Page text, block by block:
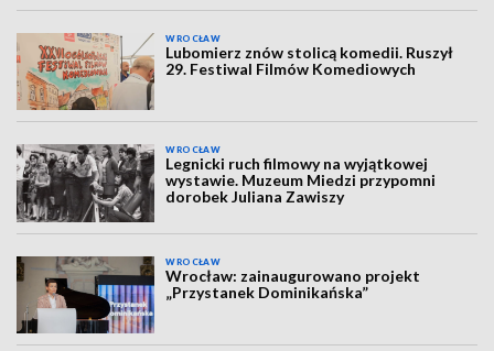
WROCŁAW
Lubomierz znów stolicą komedii. Ruszył
29. Festiwal Filmów Komediowych
WROCŁAW
Legnicki ruch filmowy na wyjątkowej
wystawie. Muzeum Miedzi przypomni
dorobek Juliana Zawiszy
WROCŁAW
Wrocław: zainaugurowano projekt
„Przystanek Dominikańska”